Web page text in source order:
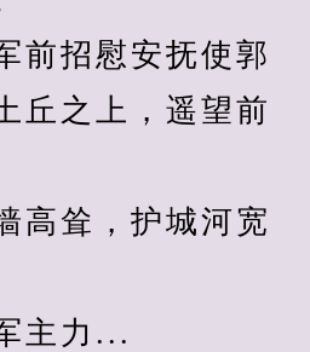
招慰安抚使郭
丘之上，遥望前
耸，护城河宽
力...